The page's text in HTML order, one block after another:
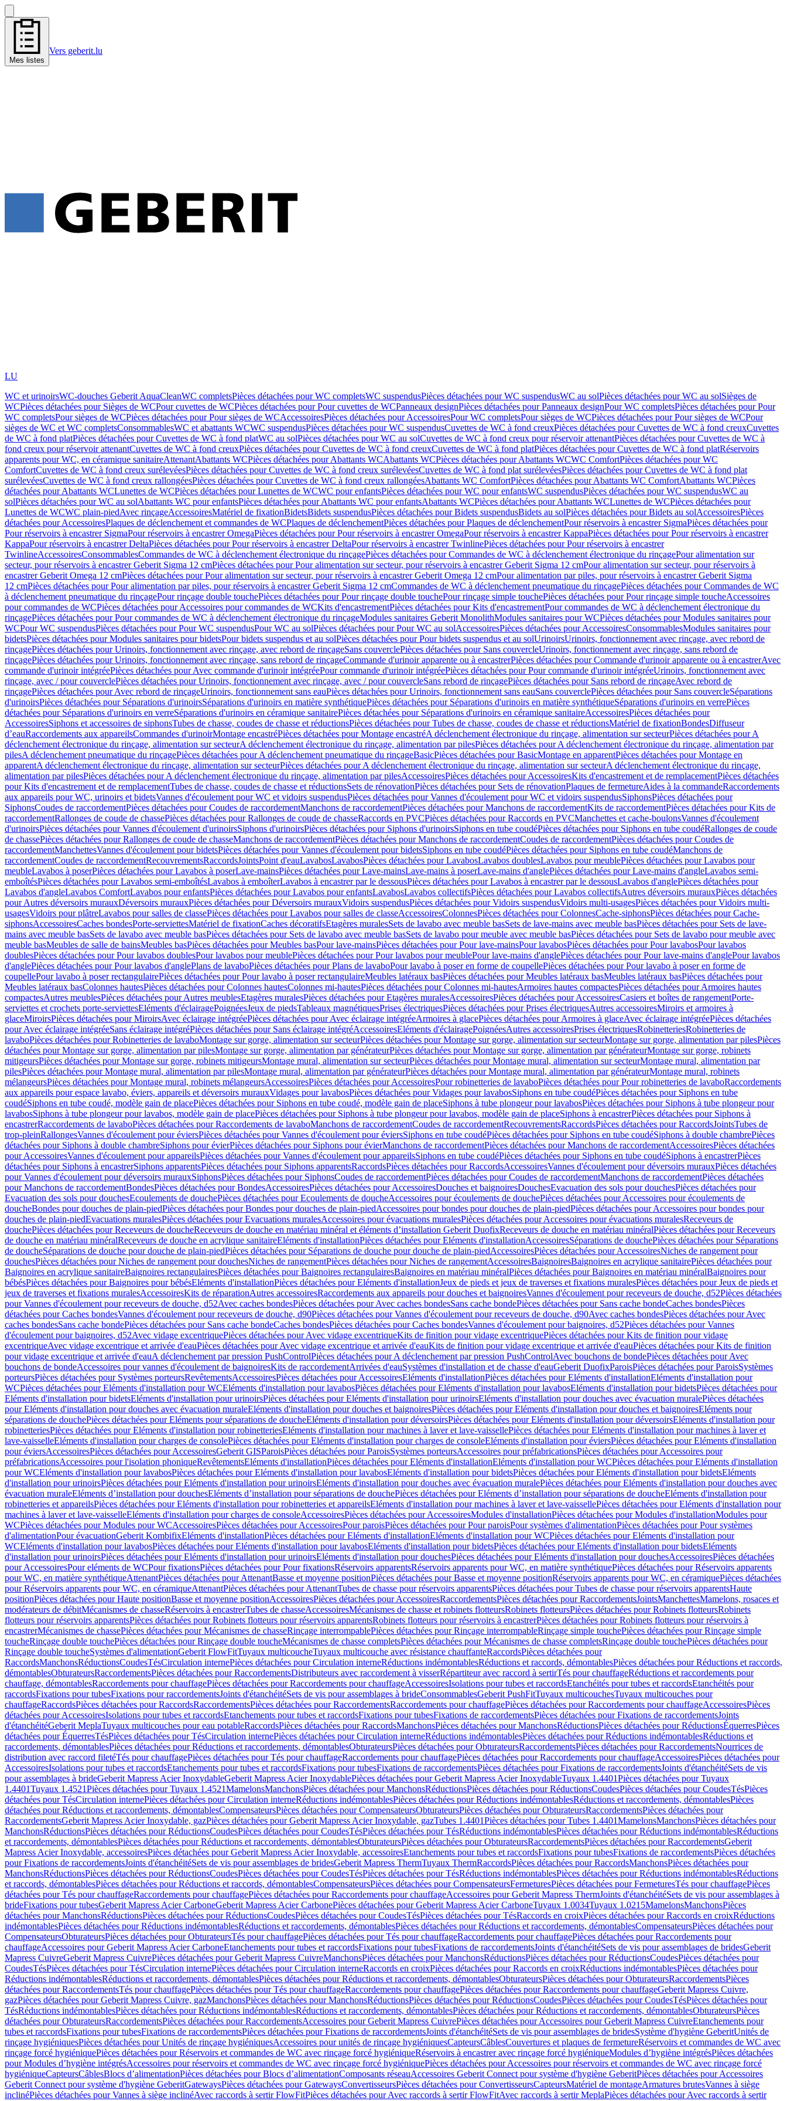
Mes listes
Vers geberit.lu
LU
WC et urinoirsWC-douches Geberit AquaCleanWC completsPièces détachées pour WC completsWC suspendusPièces détachées pour WC suspendusWC au solPièces détachées pour WC au solSièges de
WCPièces détachées pour Sièges de WCPour cuvettes de WCPièces détachées pour Pour cuvettes de WCPanneaux designPièces détachées pour Panneaux designPour WC completsPièces détachées pour Pour
WC completsPour sièges de WCPièces détachées pour Pour sièges de WCAccessoiresPièces détachées pour AccessoiresPour WC completsPour sièges de WCPièces détachées pour Pour sièges de WCPour
sièges de WC et WC completsConsommablesWC et abattants WCWC suspendusPièces détachées pour WC suspendusCuvettes de WC à fond creuxPièces détachées pour Cuvettes de WC à fond creuxCuvettes
de WC à fond platPièces détachées pour Cuvettes de WC à fond platWC au solPièces détachées pour WC au solCuvettes de WC à fond creux pour réservoir attenantPièces détachées pour Cuvettes de WC à
fond creux pour réservoir attenantCuvettes de WC à fond creuxPièces détachées pour Cuvettes de WC à fond creuxCuvettes de WC à fond platPièces détachées pour Cuvettes de WC à fond platRéservoirs
apparents pour WC, en céramique sanitaireAttenantAbattants WCPièces détachées pour Abattants WCAbattants WCPièces détachées pour Abattants WCWC ComfortPièces détachées pour WC
ComfortCuvettes de WC à fond creux surélevéesPièces détachées pour Cuvettes de WC à fond creux surélevéesCuvettes de WC à fond plat surélevéesPièces détachées pour Cuvettes de WC à fond plat
surélevéesCuvettes de WC à fond creux rallongéesPièces détachées pour Cuvettes de WC à fond creux rallongéesAbattants WC ComfortPièces détachées pour Abattants WC ComfortAbattants WCPièces
détachées pour Abattants WCLunettes de WCPièces détachées pour Lunettes de WCWC pour enfantsPièces détachées pour WC pour enfantsWC suspendusPièces détachées pour WC suspendusWC au
solPièces détachées pour WC au solAbattants WC pour enfantsPièces détachées pour Abattants WC pour enfantsAbattants WCPièces détachées pour Abattants WCLunettes de WCPièces détachées pour
Lunettes de WCWC plain-piedAvec rinçageAccessoiresMatériel de fixationBidetsBidets suspendusPièces détachées pour Bidets suspendusBidets au solPièces détachées pour Bidets au solAccessoiresPièces
détachées pour AccessoiresPlaques de déclenchement et commandes de WCPlaques de déclenchementPièces détachées pour Plaques de déclenchementPour réservoirs à encastrer SigmaPièces détachées pour
Pour réservoirs à encastrer SigmaPour réservoirs à encastrer OmegaPièces détachées pour Pour réservoirs à encastrer OmegaPour réservoirs à encastrer KappaPièces détachées pour Pour réservoirs à encastrer
KappaPour réservoirs à encastrer DeltaPièces détachées pour Pour réservoirs à encastrer DeltaPour réservoirs à encastrer TwinlinePièces détachées pour Pour réservoirs à encastrer
TwinlineAccessoiresConsommablesCommandes de WC à déclenchement électronique du rinçagePièces détachées pour Commandes de WC à déclenchement électronique du rinçagePour alimentation sur
secteur, pour réservoirs à encastrer Geberit Sigma 12 cmPièces détachées pour Pour alimentation sur secteur, pour réservoirs à encastrer Geberit Sigma 12 cmPour alimentation sur secteur, pour réservoirs à
encastrer Geberit Omega 12 cmPièces détachées pour Pour alimentation sur secteur, pour réservoirs à encastrer Geberit Omega 12 cmPour alimentation par piles, pour réservoirs à encastrer Geberit Sigma
12 cmPièces détachées pour Pour alimentation par piles, pour réservoirs à encastrer Geberit Sigma 12 cmCommandes de WC à déclenchement pneumatique du rinçagePièces détachées pour Commandes de WC
à déclenchement pneumatique du rinçagePour rinçage double touchePièces détachées pour Pour rinçage double touchePour rinçage simple touchePièces détachées pour Pour rinçage simple toucheAccessoires
pour commandes de WCPièces détachées pour Accessoires pour commandes de WCKits d'encastrementPièces détachées pour Kits d'encastrementPour commandes de WC à déclenchement électronique du
rinçagePièces détachées pour Pour commandes de WC à déclenchement électronique du rinçageModules sanitaires Geberit MonolithModules sanitaires pour WCPièces détachées pour Modules sanitaires pour
WCPour WC suspendusPièces détachées pour Pour WC suspendusPour WC au solPièces détachées pour Pour WC au solAccessoiresPièces détachées pour AccessoiresConsommablesModules sanitaires pour
bidetsPièces détachées pour Modules sanitaires pour bidetsPour bidets suspendus et au solPièces détachées pour Pour bidets suspendus et au solUrinoirsUrinoirs, fonctionnement avec rinçage, avec rebord de
rinçagePièces détachées pour Urinoirs, fonctionnement avec rinçage, avec rebord de rinçageSans couverclePièces détachées pour Sans couvercleUrinoirs, fonctionnement avec rinçage, sans rebord de
rinçagePièces détachées pour Urinoirs, fonctionnement avec rinçage, sans rebord de rinçageCommande d'urinoir apparente ou à encastrerPièces détachées pour Commande d'urinoir apparente ou à encastrerAvec
commande d'urinoir intégréePièces détachées pour Avec commande d'urinoir intégréePour commande d'urinoir intégréePièces détachées pour Pour commande d'urinoir intégréeUrinoirs, fonctionnement avec
rinçage, avec / pour couverclePièces détachées pour Urinoirs, fonctionnement avec rinçage, avec / pour couvercleSans rebord de rinçagePièces détachées pour Sans rebord de rinçageAvec rebord de
rinçagePièces détachées pour Avec rebord de rinçageUrinoirs, fonctionnement sans eauPièces détachées pour Urinoirs, fonctionnement sans eauSans couverclePièces détachées pour Sans couvercleSéparations
d'urinoirsPièces détachées pour Séparations d'urinoirsSéparations d'urinoirs en matière synthétiquePièces détachées pour Séparations d'urinoirs en matière synthétiqueSéparations d'urinoirs en verrePièces
détachées pour Séparations d'urinoirs en verreSéparations d'urinoirs en céramique sanitairePièces détachées pour Séparations d'urinoirs en céramique sanitaireAccessoiresPièces détachées pour
AccessoiresSiphons et accessoires de siphonsTubes de chasse, coudes de chasse et réductionsPièces détachées pour Tubes de chasse, coudes de chasse et réductionsMatériel de fixationBondesDiffuseur
d’eauRaccordements aux appareilsCommandes d'urinoirMontage encastréPièces détachées pour Montage encastréA déclenchement électronique du rinçage, alimentation sur secteurPièces détachées pour A
déclenchement électronique du rinçage, alimentation sur secteurA déclenchement électronique du rinçage, alimentation par pilesPièces détachées pour A déclenchement électronique du rinçage, alimentation par
pilesA déclenchement pneumatique du rinçagePièces détachées pour A déclenchement pneumatique du rinçageBasicPièces détachées pour BasicMontage en apparentPièces détachées pour Montage en
apparentA déclenchement électronique du rinçage, alimentation sur secteurPièces détachées pour A déclenchement électronique du rinçage, alimentation sur secteurA déclenchement électronique du rinçage,
alimentation par pilesPièces détachées pour A déclenchement électronique du rinçage, alimentation par pilesAccessoiresPièces détachées pour AccessoiresKits d'encastrement et de remplacementPièces détachées
pour Kits d'encastrement et de remplacementTubes de chasse, coudes de chasse et réductionsSets de rénovationPièces détachées pour Sets de rénovationPlaques de fermetureAides à la commandeRaccordements
aux appareils pour WC, urinoirs et bidetsVannes d'écoulement pour WC et vidoirs suspendusPièces détachées pour Vannes d'écoulement pour WC et vidoirs suspendusSiphonsPièces détachées pour
SiphonsCoudes de raccordementPièces détachées pour Coudes de raccordementManchons de raccordementPièces détachées pour Manchons de raccordementKits de raccordementPièces détachées pour Kits de
raccordementRallonges de coude de chassePièces détachées pour Rallonges de coude de chasseRaccords en PVCPièces détachées pour Raccords en PVCManchettes et cache-boulonsVannes d'écoulement
d'urinoirsPièces détachées pour Vannes d'écoulement d'urinoirsSiphons d'urinoirsPièces détachées pour Siphons d'urinoirsSiphons en tube coudéPièces détachées pour Siphons en tube coudéRallonges de coude
de chassePièces détachées pour Rallonges de coude de chasseManchons de raccordementPièces détachées pour Manchons de raccordementCoudes de raccordementPièces détachées pour Coudes de
raccordementManchettesVannes d'écoulement pour bidetsPièces détachées pour Vannes d'écoulement pour bidetsSiphons en tube coudéPièces détachées pour Siphons en tube coudéManchons de
raccordementCoudes de raccordementRecouvrementsRaccordsJointsPoint d'eauLavabosLavabosPièces détachées pour LavabosLavabos doublesLavabos pour meublePièces détachées pour Lavabos pour
meubleLavabos à poserPièces détachées pour Lavabos à poserLave-mainsPièces détachées pour Lave-mainsLave-mains à poserLave-mains d'anglePièces détachées pour Lave-mains d'angleLavabos semi-
emboîtésPièces détachées pour Lavabos semi-emboîtésLavabos à emboîterLavabos à encastrer par le dessousPièces détachées pour Lavabos à encastrer par le dessousLavabos d'anglePièces détachées pour
Lavabos d'angleLavabos ComfortLavabos pour enfantsPièces détachées pour Lavabos pour enfantsLavabosLavabos collectifsPièces détachées pour Lavabos collectifsAutres déversoirs murauxPièces détachées
pour Autres déversoirs murauxDéversoirs murauxPièces détachées pour Déversoirs murauxVidoirs suspendusPièces détachées pour Vidoirs suspendusVidoirs multi-usagesPièces détachées pour Vidoirs multi-
usagesVidoirs pour plâtreLavabos pour salles de classePièces détachées pour Lavabos pour salles de classeAccessoiresColonnesPièces détachées pour ColonnesCache-siphonsPièces détachées pour Cache-
siphonsAccessoiresCaches bondesPorte-serviettesMatériel de fixationCaches décoratifsEtagères muralesSets de lavabo avec meuble basSets de lave-mains avec meuble basPièces détachées pour Sets de lave-
mains avec meuble basSets de lavabo avec meuble basPièces détachées pour Sets de lavabo avec meuble basSets de lavabo pour meuble avec meuble basPièces détachées pour Sets de lavabo pour meuble avec
meuble basMeubles de salle de bainsMeubles basPièces détachées pour Meubles basPour lave-mainsPièces détachées pour Pour lave-mainsPour lavabosPièces détachées pour Pour lavabosPour lavabos
doublesPièces détachées pour Pour lavabos doublesPour lavabos pour meublePièces détachées pour Pour lavabos pour meublePour lave-mains d'anglePièces détachées pour Pour lave-mains d'anglePour lavabos
d'anglePièces détachées pour Pour lavabos d'anglePlans de lavaboPièces détachées pour Plans de lavaboPour lavabo à poser en forme de coupellePièces détachées pour Pour lavabo à poser en forme de
coupellePour lavabo à poser rectangulairePièces détachées pour Pour lavabo à poser rectangulaireMeubles latéraux basPièces détachées pour Meubles latéraux basMeubles latéraux basPièces détachées pour
Meubles latéraux basColonnes hautesPièces détachées pour Colonnes hautesColonnes mi-hautesPièces détachées pour Colonnes mi-hautesArmoires hautes compactesPièces détachées pour Armoires hautes
compactesAutres meublesPièces détachées pour Autres meublesEtagères muralesPièces détachées pour Etagères muralesAccessoiresPièces détachées pour AccessoiresCasiers et boîtes de rangementPorte-
serviettes et crochets porte-serviettesEléments d'éclairagePoignéesJeux de piedsTableaux magnétiquesPrises électriquesPièces détachées pour Prises électriquesAutres accessoiresMiroirs et armoires à
glaceMiroirsPièces détachées pour MiroirsAvec éclairage intégréePièces détachées pour Avec éclairage intégréeArmoires à glacePièces détachées pour Armoires à glaceAvec éclairage intégréePièces détachées
pour Avec éclairage intégréeSans éclairage intégréPièces détachées pour Sans éclairage intégréAccessoiresEléments d'éclairagePoignéesAutres accessoiresPrises électriquesRobinetteriesRobinetteries de
lavaboPièces détachées pour Robinetteries de lavaboMontage sur gorge, alimentation sur secteurPièces détachées pour Montage sur gorge, alimentation sur secteurMontage sur gorge, alimentation par pilesPièces
détachées pour Montage sur gorge, alimentation par pilesMontage sur gorge, alimentation par générateurPièces détachées pour Montage sur gorge, alimentation par générateurMontage sur gorge, robinets
mitigeursPièces détachées pour Montage sur gorge, robinets mitigeursMontage mural, alimentation sur secteurPièces détachées pour Montage mural, alimentation sur secteurMontage mural, alimentation par
pilesPièces détachées pour Montage mural, alimentation par pilesMontage mural, alimentation par générateurPièces détachées pour Montage mural, alimentation par générateurMontage mural, robinets
mélangeursPièces détachées pour Montage mural, robinets mélangeursAccessoiresPièces détachées pour AccessoiresPour robinetteries de lavaboPièces détachées pour Pour robinetteries de lavaboRaccordements
aux appareils pour espace lavabo, éviers, appareils et déversoirs murauxVidages pour lavabosPièces détachées pour Vidages pour lavabosSiphons en tube coudéPièces détachées pour Siphons en tube
coudéSiphons en tube coudé, modèle gain de placePièces détachées pour Siphons en tube coudé, modèle gain de placeSiphons à tube plongeur pour lavabosPièces détachées pour Siphons à tube plongeur pour
lavabosSiphons à tube plongeur pour lavabos, modèle gain de placePièces détachées pour Siphons à tube plongeur pour lavabos, modèle gain de placeSiphons à encastrerPièces détachées pour Siphons à
encastrerRaccordements de lavaboPièces détachées pour Raccordements de lavaboManchons de raccordementCoudes de raccordementRecouvrementsRaccordsPièces détachées pour RaccordsJointsTubes de
trop-pleinRallongesVannes d'écoulement pour éviersPièces détachées pour Vannes d'écoulement pour éviersSiphons en tube coudéPièces détachées pour Siphons en tube coudéSiphons à double chambrePièces
détachées pour Siphons à double chambreSiphons pour évierPièces détachées pour Siphons pour évierManchons de raccordementPièces détachées pour Manchons de raccordementAccessoiresPièces détachées
pour AccessoiresVannes d'écoulement pour appareilsPièces détachées pour Vannes d'écoulement pour appareilsSiphons en tube coudéPièces détachées pour Siphons en tube coudéSiphons à encastrerPièces
détachées pour Siphons à encastrerSiphons apparentsPièces détachées pour Siphons apparentsRaccordsPièces détachées pour RaccordsAccessoiresVannes d'écoulement pour déversoirs murauxPièces détachées
pour Vannes d'écoulement pour déversoirs murauxSiphonsPièces détachées pour SiphonsCoudes de raccordementPièces détachées pour Coudes de raccordementManchons de raccordementPièces détachées
pour Manchons de raccordementBondesPièces détachées pour BondesAccessoiresPièces détachées pour AccessoiresDouches et baignoiresDouchesEvacuation des sols pour douchesPièces détachées pour
Evacuation des sols pour douchesEcoulements de douchePièces détachées pour Ecoulements de doucheAccessoires pour écoulements de douchePièces détachées pour Accessoires pour écoulements de
doucheBondes pour douches de plain-piedPièces détachées pour Bondes pour douches de plain-piedAccessoires pour bondes pour douches de plain-piedPièces détachées pour Accessoires pour bondes pour
douches de plain-piedEvacuations muralesPièces détachées pour Evacuations muralesAccessoires pour évacuations muralesPièces détachées pour Accessoires pour évacuations muralesReceveurs de
douchePièces détachées pour Receveurs de doucheReceveurs de douche en matériau minéral et éléments d’installation Geberit DuofixReceveurs de douche en matériau minéralPièces détachées pour Receveurs
de douche en matériau minéralReceveurs de douche en acrylique sanitaireEléments d'installationPièces détachées pour Eléments d'installationAccessoiresSéparations de douchePièces détachées pour Séparations
de doucheSéparations de douche pour douche de plain-piedPièces détachées pour Séparations de douche pour douche de plain-piedAccessoiresPièces détachées pour AccessoiresNiches de rangement pour
douchesPièces détachées pour Niches de rangement pour douchesNiches de rangementPièces détachées pour Niches de rangementAccessoiresBaignoiresBaignoires en acrylique sanitairePièces détachées pour
Baignoires en acrylique sanitaireBaignoires rectangulairesPièces détachées pour Baignoires rectangulairesBaignoires en matériau minéralPièces détachées pour Baignoires en matériau minéralBaignoires pour
bébésPièces détachées pour Baignoires pour bébésEléments d'installationPièces détachées pour Eléments d'installationJeux de pieds et jeux de traverses et fixations muralesPièces détachées pour Jeux de pieds et
jeux de traverses et fixations muralesAccessoiresKits de réparationAutres accessoiresRaccordements aux appareils pour douches et baignoiresVannes d'écoulement pour receveurs de douche, d52Pièces détachées
pour Vannes d'écoulement pour receveurs de douche, d52Avec caches bondesPièces détachées pour Avec caches bondesSans cache bondePièces détachées pour Sans cache bondeCaches bondesPièces
détachées pour Caches bondesVannes d'écoulement pour receveurs de douche, d90Pièces détachées pour Vannes d'écoulement pour receveurs de douche, d90Avec caches bondesPièces détachées pour Avec
caches bondesSans cache bondePièces détachées pour Sans cache bondeCaches bondesPièces détachées pour Caches bondesVannes d'écoulement pour baignoires, d52Pièces détachées pour Vannes
d'écoulement pour baignoires, d52Avec vidage excentriquePièces détachées pour Avec vidage excentriqueKits de finition pour vidage excentriquePièces détachées pour Kits de finition pour vidage
excentriqueAvec vidage excentrique et arrivée d'eauPièces détachées pour Avec vidage excentrique et arrivée d'eauKits de finition pour vidage excentrique et arrivée d'eauPièces détachées pour Kits de finition
pour vidage excentrique et arrivée d'eauA déclenchement par pression PushControlPièces détachées pour A déclenchement par pression PushControlAvec bouchons de bondePièces détachées pour Avec
bouchons de bondeAccessoires pour vannes d'écoulement de baignoiresKits de raccordementArrivées d'eauSystèmes d'installation et de chasse d'eauGeberit DuofixParoisPièces détachées pour ParoisSystèmes
porteursPièces détachées pour Systèmes porteursRevêtementsAccessoiresPièces détachées pour AccessoiresEléments d'installationPièces détachées pour Eléments d'installationEléments d'installation pour
WCPièces détachées pour Eléments d'installation pour WCEléments d'installation pour lavabosPièces détachées pour Eléments d'installation pour lavabosEléments d'installation pour bidetsPièces détachées pour
Eléments d'installation pour bidetsEléments d'installation pour urinoirsPièces détachées pour Eléments d'installation pour urinoirsEléments d'installation pour douches avec évacuation muralePièces détachées
pour Eléments d'installation pour douches avec évacuation muraleEléments d'installation pour douches et baignoiresPièces détachées pour Eléments d'installation pour douches et baignoiresEléments pour
séparations de douchePièces détachées pour Eléments pour séparations de doucheEléments d'installation pour déversoirsPièces détachées pour Eléments d'installation pour déversoirsEléments d'installation pour
robinetteriesPièces détachées pour Eléments d'installation pour robinetteriesEléments d'installation pour machines à laver et lave-vaissellePièces détachées pour Eléments d'installation pour machines à laver et
lave-vaisselleEléments d'installation pour charges de consolePièces détachées pour Eléments d'installation pour charges de consoleEléments d'installation pour éviersPièces détachées pour Eléments d'installation
pour éviersAccessoiresPièces détachées pour AccessoiresGeberit GISParoisPièces détachées pour ParoisSystèmes porteursAccessoires pour préfabricationsPièces détachées pour Accessoires pour
préfabricationsAccessoires pour l'isolation phoniqueRevêtementsEléments d'installationPièces détachées pour Eléments d'installationEléments d'installation pour WCPièces détachées pour Eléments d'installation
pour WCEléments d'installation pour lavabosPièces détachées pour Eléments d'installation pour lavabosEléments d'installation pour bidetsPièces détachées pour Eléments d'installation pour bidetsEléments
d'installation pour urinoirsPièces détachées pour Eléments d'installation pour urinoirsEléments d'installation pour douches avec évacuation muralePièces détachées pour Eléments d'installation pour douches avec
évacuation muraleEléments d’installation pour douchesEléments d’installation pour séparations de douchePièces détachées pour Eléments d’installation pour séparations de doucheEléments d'installation pour
robinetteries et appareilsPièces détachées pour Eléments d'installation pour robinetteries et appareilsEléments d'installation pour machines à laver et lave-vaissellePièces détachées pour Eléments d'installation pour
machines à laver et lave-vaisselleEléments d'installation pour charges de consoleAccessoiresPièces détachées pour AccessoiresModules d'installationPièces détachées pour Modules d'installationModules pour
WCPièces détachées pour Modules pour WCAccessoiresPièces détachées pour AccessoiresPour paroisPièces détachées pour Pour paroisPour systèmes d'alimentationPièces détachées pour Pour systèmes
d'alimentationPour évacuationGeberit KombifixEléments d'installationPièces détachées pour Eléments d'installationEléments d'installation pour WCPièces détachées pour Eléments d'installation pour
WCEléments d'installation pour lavabosPièces détachées pour Eléments d'installation pour lavabosEléments d'installation pour bidetsPièces détachées pour Eléments d'installation pour bidetsEléments
d'installation pour urinoirsPièces détachées pour Eléments d'installation pour urinoirsEléments d'installation pour douchesPièces détachées pour Eléments d'installation pour douchesAccessoiresPièces détachées
pour AccessoiresPour eléments de WCPour fixationsPièces détachées pour Pour fixationsRéservoirs apparentsRéservoirs apparents pour WC, en matière synthétiquePièces détachées pour Réservoirs apparents
pour WC, en matière synthétiqueAttenantPièces détachées pour AttenantBasse et moyenne positionPièces détachées pour Basse et moyenne positionRéservoirs apparents pour WC, en céramiquePièces détachées
pour Réservoirs apparents pour WC, en céramiqueAttenantPièces détachées pour AttenantTubes de chasse pour réservoirs apparentsPièces détachées pour Tubes de chasse pour réservoirs apparentsHaute
positionPièces détachées pour Haute positionBasse et moyenne positionAccessoiresPièces détachées pour AccessoiresRaccordementsPièces détachées pour RaccordementsJointsManchettesMamelons, rosaces et
modérateurs de débitMécanismes de chasseRéservoirs à encastrerTubes de chasseAccessoiresMécanismes de chasse et robinets flotteursRobinets flotteursPièces détachées pour Robinets flotteursRobinets
flotteurs pour réservoirs apparentsPièces détachées pour Robinets flotteurs pour réservoirs apparentsRobinets flotteurs pour réservoirs à encastrerPièces détachées pour Robinets flotteurs pour réservoirs à
encastrerMécanismes de chassePièces détachées pour Mécanismes de chasseRinçage interrompablePièces détachées pour Rinçage interrompableRinçage simple touchePièces détachées pour Rinçage simple
toucheRinçage double touchePièces détachées pour Rinçage double toucheMécanismes de chasse completsPièces détachées pour Mécanismes de chasse completsRinçage double touchePièces détachées pour
Rinçage double toucheSystèmes d'alimentationGeberit FlowFitTuyaux multicoucheTuyaux multicouche avec résistance chauffanteRaccordsPièces détachées pour
RaccordsManchonsRéductionsCoudesTésCirculation internePièces détachées pour Circulation interneRéductions indémontablesRéductions et raccords, démontablesPièces détachées pour Réductions et raccords,
démontablesObturateursRaccordementsPièces détachées pour RaccordementsDistributeurs avec raccordement à visserRépartiteur avec raccord à sertirTés pour chauffageRéductions et raccordements pour
chauffage, démontablesRaccordements pour chauffagePièces détachées pour Raccordements pour chauffageAccessoiresIsolations pour tubes et raccordsEtanchéités pour tubes et raccordsEtanchéités pour
raccordsFixations pour tubesFixations pour raccordementsJoints d'étanchéitéSets de vis pour assemblages à brideConsommablesGeberit PushFitTuyaux multicouchesTuyaux multicouches pour
chauffageRaccordsPièces détachées pour RaccordsRaccordementsPièces détachées pour RaccordementsRaccordements pour chauffagePièces détachées pour Raccordements pour chauffageAccessoiresPièces
détachées pour AccessoiresIsolations pour tubes et raccordsEtanchements pour tubes et raccordsFixations pour tubesFixations de raccordementsPièces détachées pour Fixations de raccordementsJoints
d'étanchéitéGeberit MeplaTuyaux multicouches pour eau potableRaccordsPièces détachées pour RaccordsManchonsPièces détachées pour ManchonsRéductionsPièces détachées pour RéductionsÉquerresPièces
détachées pour ÉquerresTésPièces détachées pour TésCirculation internePièces détachées pour Circulation interneRéductions indémontablesPièces détachées pour Réductions indémontablesRéductions et
raccordements, démontablesPièces détachées pour Réductions et raccordements, démontablesObturateursPièces détachées pour ObturateursRaccordementsPièces détachées pour RaccordementsNourrices de
distribution avec raccord filetéTés pour chauffagePièces détachées pour Tés pour chauffageRaccordements pour chauffagePièces détachées pour Raccordements pour chauffageAccessoiresPièces détachées pour
AccessoiresIsolations pour tubes et raccordsEtanchements pour tubes et raccordsFixations pour tubesFixations de raccordementsPièces détachées pour Fixations de raccordementsJoints d'étanchéitéSets de vis
pour assemblages à brideGeberit Mapress Acier InoxydableGeberit Mapress Acier InoxydablePièces détachées pour Geberit Mapress Acier InoxydableTuyaux 1.4401Pièces détachées pour Tuyaux
1.4401Tuyaux 1.4521Pièces détachées pour Tuyaux 1.4521MamelonsManchonsPièces détachées pour ManchonsRéductionsPièces détachées pour RéductionsCoudesPièces détachées pour CoudesTésPièces
détachées pour TésCirculation internePièces détachées pour Circulation interneRéductions indémontablesPièces détachées pour Réductions indémontablesRéductions et raccordements, démontablesPièces
détachées pour Réductions et raccordements, démontablesCompensateursPièces détachées pour CompensateursObturateursPièces détachées pour ObturateursRaccordementsPièces détachées pour
RaccordementsGeberit Mapress Acier Inoxydable, gazPièces détachées pour Geberit Mapress Acier Inoxydable, gazTubes 1.4401Pièces détachées pour Tubes 1.4401MamelonsManchonsPièces détachées pour
ManchonsRéductionsPièces détachées pour RéductionsCoudesPièces détachées pour CoudesTésPièces détachées pour TésRéductions indémontablesPièces détachées pour Réductions indémontablesRéductions
et raccordements, démontablesPièces détachées pour Réductions et raccordements, démontablesObturateursPièces détachées pour ObturateursRaccordementsPièces détachées pour RaccordementsGeberit
Mapress Acier Inoxydable, accessoiresPièces détachées pour Geberit Mapress Acier Inoxydable, accessoiresEtanchements pour tubes et raccordsFixations pour tubesFixations de raccordementsPièces détachées
pour Fixations de raccordementsJoints d'étanchéitéSets de vis pour assemblages de bridesGeberit Mapress ThermTuyaux ThermRaccordsPièces détachées pour RaccordsManchonsPièces détachées pour
ManchonsRéductionsPièces détachées pour RéductionsCoudesPièces détachées pour CoudesTésPièces détachées pour TésRéductions indémontablesPièces détachées pour Réductions indémontablesRéductions
et raccords, démontablesPièces détachées pour Réductions et raccords, démontablesCompensateursPièces détachées pour CompensateursFermeturesPièces détachées pour FermeturesTés pour chauffagePièces
détachées pour Tés pour chauffageRaccordements pour chauffagePièces détachées pour Raccordements pour chauffageAccessoires pour Geberit Mapress ThermJoints d'étanchéitéSets de vis pour assemblages à
brideFixations pour tubesGeberit Mapress Acier CarboneGeberit Mapress Acier CarbonePièces détachées pour Geberit Mapress Acier CarboneTuyaux 1.0034Tuyaux 1.0215MamelonsManchonsPièces
détachées pour ManchonsRéductionsPièces détachées pour RéductionsCoudesPièces détachées pour CoudesTésPièces détachées pour TésRaccords en croixPièces détachées pour Raccords en croixRéductions
indémontablesPièces détachées pour Réductions indémontablesRéductions et raccordements, démontablesPièces détachées pour Réductions et raccordements, démontablesCompensateursPièces détachées pour
CompensateursObturateursPièces détachées pour ObturateursTés pour chauffagePièces détachées pour Tés pour chauffageRaccordements pour chauffagePièces détachées pour Raccordements pour
chauffageAccessoires pour Geberit Mapress Acier CarboneEtanchements pour tubes et raccordsFixations pour tubesFixations de raccordementsJoints d'étanchéitéSets de vis pour assemblages de bridesGeberit
Mapress CuivreGeberit Mapress CuivrePièces détachées pour Geberit Mapress CuivreManchonsPièces détachées pour ManchonsRéductionsPièces détachées pour RéductionsCoudesPièces détachées pour
CoudesTésPièces détachées pour TésCirculation internePièces détachées pour Circulation interneRaccords en croixPièces détachées pour Raccords en croixRéductions indémontablesPièces détachées pour
Réductions indémontablesRéductions et raccordements, démontablesPièces détachées pour Réductions et raccordements, démontablesObturateursPièces détachées pour ObturateursRaccordementsPièces
détachées pour RaccordementsTés pour chauffagePièces détachées pour Tés pour chauffageRaccordements pour chauffagePièces détachées pour Raccordements pour chauffageGeberit Mapress Cuivre,
gazPièces détachées pour Geberit Mapress Cuivre, gazManchonsPièces détachées pour ManchonsRéductionsPièces détachées pour RéductionsCoudesPièces détachées pour CoudesTésPièces détachées pour
TésRéductions indémontablesPièces détachées pour Réductions indémontablesRéductions et raccordements, démontablesPièces détachées pour Réductions et raccordements, démontablesObturateursPièces
détachées pour ObturateursRaccordementsPièces détachées pour RaccordementsAccessoires pour Geberit Mapress CuivrePièces détachées pour Accessoires pour Geberit Mapress CuivreEtanchements pour
tubes et raccordsFixations pour tubesFixations de raccordementsPièces détachées pour Fixations de raccordementsJoints d'étanchéitéSets de vis pour assemblages de bridesSystème d'hygiène GeberitUnités de
rinçage hygiéniquesPièces détachées pour Unités de rinçage hygiéniquesAccessoires pour unités de rinçage hygiéniquesCapteursCâblesCouvertures et plaques de fermetureRéservoirs et commandes de WC avec
rinçage forcé hygiéniquePièces détachées pour Réservoirs et commandes de WC avec rinçage forcé hygiéniqueRéservoirs à encastrer avec rinçage forcé hygiéniqueModules d’hygiène intégrésPièces détachées
pour Modules d’hygiène intégrésAccessoires pour réservoirs et commandes de WC avec rinçage forcé hygiéniquePièces détachées pour Accessoires pour réservoirs et commandes de WC avec rinçage forcé
hygiéniqueCapteursCâblesBlocs d’alimentationPièces détachées pour Blocs d’alimentationComposants réseauAccessoires Geberit Connect pour système d'hygiène GeberitPièces détachées pour Accessoires
Geberit Connect pour système d'hygiène GeberitGatewaysPièces détachées pour GatewaysConvertisseursPièces détachées pour ConvertisseursCapteursMatériel de montageArmatures brutesVannes à siège
inclinéPièces détachées pour Vannes à siège inclinéAvec raccords à sertir FlowFitPièces détachées pour Avec raccords à sertir FlowFitAvec raccords à sertir MeplaPièces détachées pour Avec raccords à sertir